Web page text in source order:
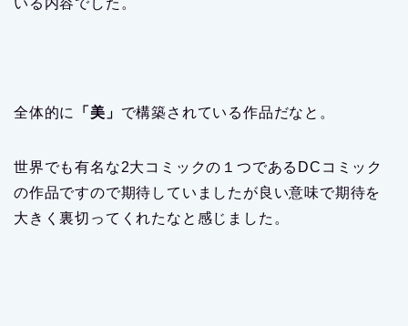
全体的に 「美」 で構築されている作品だなと。
世界でも有名な2大コミックの１つであるDCコミック
の作品ですので期待していましたが良い意味で期待を
大きく裏切ってくれたなと感じました。